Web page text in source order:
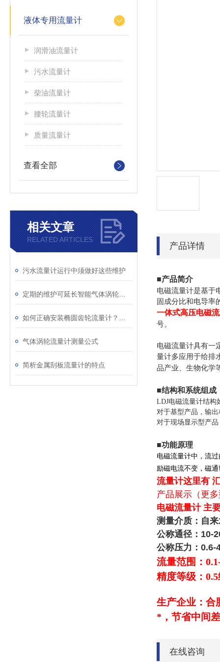
液体专用流量计
润滑油流量计
污水流量计
柴油流量计
腰轮流量计
质量流量计
查看全部
相关文章
RELATED ARTICLES
污水流量计运行中须做好这些维护
气体涡轮流量计测量公式
简析金属刮板流量计的特点
产品详情
■产品简介
电磁流量计是基于
固成分比和电导率
一体式高压电磁
号。
电磁流量计具有一
量计多应用于给排
品产业、生物化学
■结构和系统组成
LDJ电磁流量计结构
对于基型产品，输
对于现场显示型产
■功能原理
电磁流量计中，流
励磁电流不变，磁
流量计这里有
产品展示（更
电磁流量计 主
测量介质：自
公称通径：10-
公称压力：0.6-
流量范围：
精度等级：
生产企业：合
*，节省中间
在线咨询